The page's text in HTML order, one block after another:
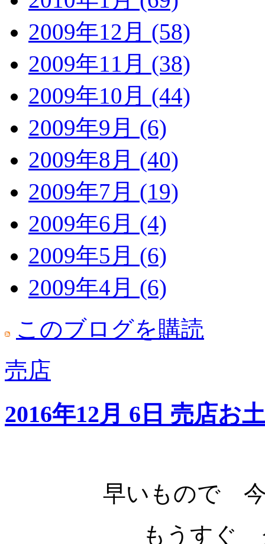
2009年12月 (58)
2009年11月 (38)
2009年10月 (44)
2009年9月 (6)
2009年8月 (40)
2009年7月 (19)
2009年6月 (4)
2009年5月 (6)
2009年4月 (6)
このブログを購読
売店
2016年12月 6日 売店お
早いもので 今
もうすぐ